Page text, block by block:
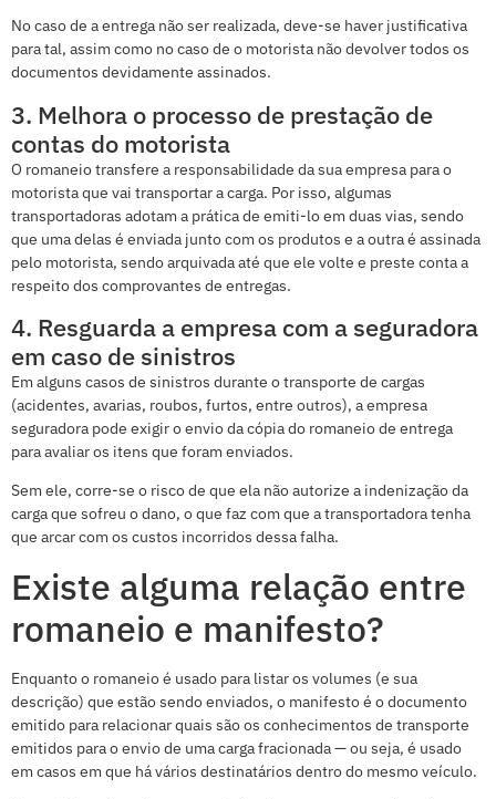
No caso de a entrega não ser realizada, deve-se haver justificativa
para tal, assim como no caso de o motorista não devolver todos os
documentos devidamente assinados.
3. Melhora o processo de prestação de
contas do motorista
O romaneio transfere a responsabilidade da sua empresa para o
motorista que vai transportar a carga. Por isso, algumas
transportadoras adotam a prática de emiti-lo em duas vias, sendo
que uma delas é enviada junto com os produtos e a outra é assinada
pelo motorista, sendo arquivada até que ele volte e preste conta a
respeito dos comprovantes de entregas.
4. Resguarda a empresa com a seguradora
em caso de sinistros
Em alguns casos de sinistros durante o transporte de cargas
(acidentes, avarias, roubos, furtos, entre outros), a empresa
seguradora pode exigir o envio da cópia do romaneio de entrega
para avaliar os itens que foram enviados.
Sem ele, corre-se o risco de que ela não autorize a indenização da
carga que sofreu o dano, o que faz com que a transportadora tenha
que arcar com os custos incorridos dessa falha.
Existe alguma relação entre
romaneio e manifesto?
Enquanto o romaneio é usado para listar os volumes (e sua
descrição) que estão sendo enviados, o manifesto é o documento
emitido para relacionar quais são os conhecimentos de transporte
emitidos para o envio de uma carga fracionada — ou seja, é usado
em casos em que há vários destinatários dentro do mesmo veículo.